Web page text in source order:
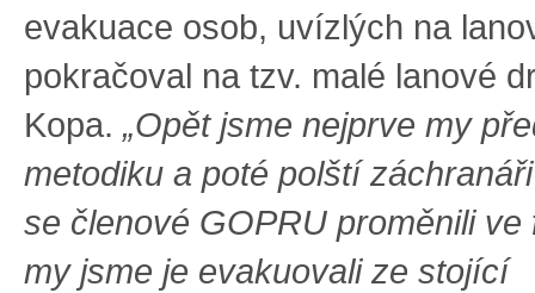
evakuace osob, uvízlých na
pokračoval na tzv. malé lanové
Kopa. „Opět jsme nejprve my
metodiku a poté polští
se členové GOPRU proměnili ve
my jsme je evakuovali ze stojící